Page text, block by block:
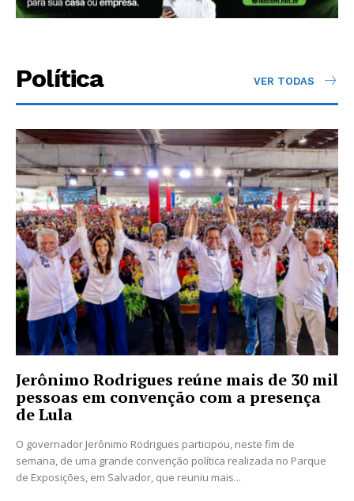
Política VER TODAS
Jerônimo Rodrigues reúne mais de 30 mil
pessoas em convenção com a presença
de Lula
O governador Jerônimo Rodrigues participou, neste fim de
semana, de uma grande convenção política realizada no Parque
de Exposições, em Salvador, que reuniu mais...